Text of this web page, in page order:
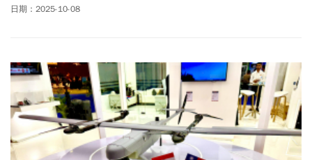
站穩腳步後，如今更抓緊AI驅動的儲存應用需求。
日期：2025-10-08